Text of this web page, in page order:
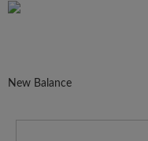
New Balance